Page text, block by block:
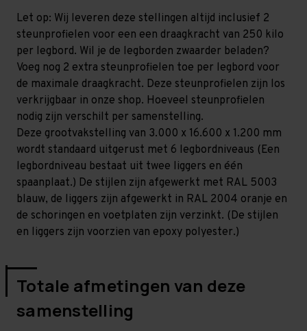
Let op: Wij leveren deze stellingen altijd inclusief 2
steunprofielen voor een een draagkracht van 250 kilo
per legbord. Wil je de legborden zwaarder beladen?
Voeg nog 2 extra steunprofielen toe per legbord voor
de maximale draagkracht. Deze steunprofielen zijn los
verkrijgbaar in onze shop. Hoeveel steunprofielen
nodig zijn verschilt per samenstelling.
Deze grootvakstelling van 3.000 x 16.600 x 1.200 mm
wordt standaard uitgerust met 6 legbordniveaus (Een
legbordniveau bestaat uit twee liggers en één
spaanplaat.) De stijlen zijn afgewerkt met RAL 5003
blauw, de liggers zijn afgewerkt in RAL 2004 oranje en
de schoringen en voetplaten zijn verzinkt. (De stijlen
en liggers zijn voorzien van epoxy polyester.)
Totale afmetingen van deze
samenstelling